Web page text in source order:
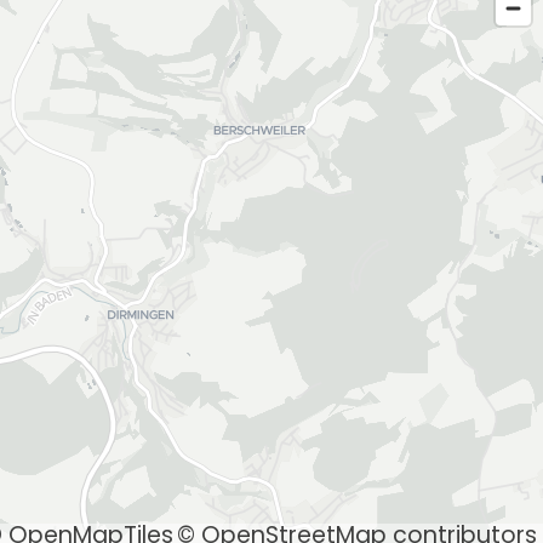
© OpenStreetMap contributors